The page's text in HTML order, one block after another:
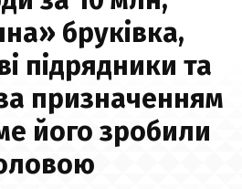
бруківка,
підрядники та
призначенням
його зробили